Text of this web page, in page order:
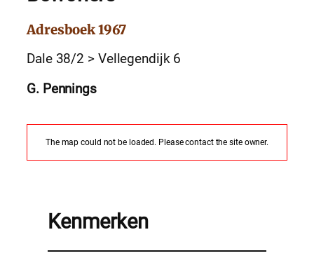
Adresboek 1967
Dale 38/2 > Vellegendijk 6
G. Pennings
The map could not be loaded. Please contact the site owner.
Kenmerken